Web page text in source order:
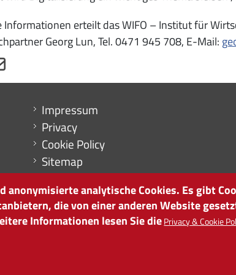
Informationen erteilt das WIFO – Institut für
Georg Lun, Tel. 0471 945 708, E-Mail:
Menu footer
Impressum
Privacy
Cookie Policy
Sitemap
Cookie-Einstellungen
anonymisierte analytische Cookies. Es gibt
die von einer anderen Website
Informationen lesen Sie diePrivacy & Cookie